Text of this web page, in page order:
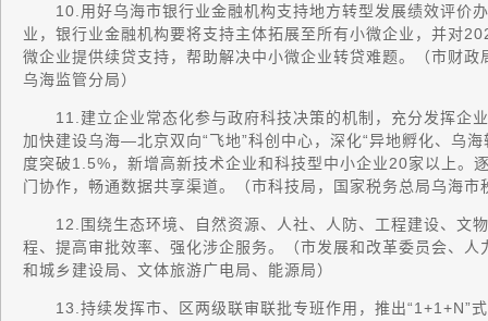
10.用好乌海市银行业金融机构支持地方转型发展绩效评价
业，银行业金融机构要将支持主体拓展至所有小微企业，并对
微企业提供续贷支持，帮助解决中小微企业转贷难题。（市财
乌海监管分局）
11.建立企业常态化参与政府科技决策的机制，充分发挥企
加快建设乌海—北京双向“飞地”科创中心，深化“异地孵化、乌
度突破1.5%，新增高新技术企业和科技型中小企业20家以上。
门协作，畅通数据共享渠道。（市科技局，国家税务总局乌海
12.围绕生态环境、自然资源、人社、人防、工程建设、文
程、提高审批效率、强化涉企服务。（市发展和改革委员会、
和城乡建设局、文体旅游广电局、能源局）
13.持续发挥市、区两级联审联批专班作用，推出“1+1+N”